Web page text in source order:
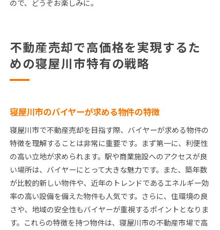
ので、どうぞお楽しみに。
不動産売却で高価格を実現するた
めの寝屋川市特有の戦略
寝屋川市のバイヤーが求める物件の特徴
寝屋川市で不動産売却を目指す際、バイヤーが求める物件の
特徴を理解することは非常に重要です。まず第一に、利便性
の高い立地が求められます。駅や商業施設へのアクセスが良
い場所は、バイヤーにとって大きな魅力です。また、築年数
が比較的新しい物件や、近年のトレンドであるエネルギー効
率の高い設備を備えた物件も人気です。さらに、住環境の良
さや、地域の安全性もバイヤーが重視するポイントとなりま
す。これらの特徴を持つ物件は、寝屋川市の不動産市場で高